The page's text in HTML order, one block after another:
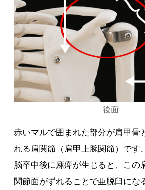
後面
赤いマルで囲まれた部分が肩甲骨
れる肩関節（肩甲上腕関節）です。
脳卒中後に麻痺が生じると、この
関節面がずれることで亜脱臼にな